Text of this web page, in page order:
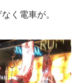
く電車が。